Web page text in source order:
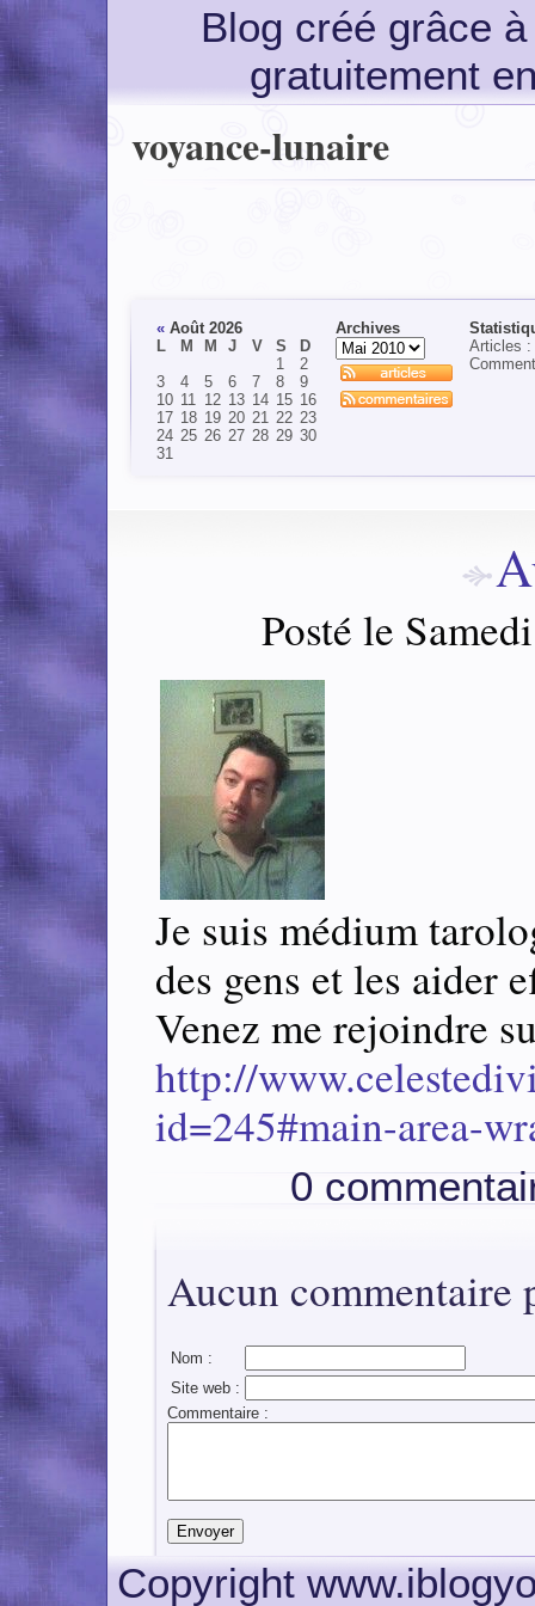
Blog créé grâce
gratuitement
voyance-lunaire
« Août 2026
L
M M J V S
D
1
2
3
4 5 6 7 8
9
10 11 12 13 14 15 16
17 18 19 20 21 22 23
24 25 26 27 28 29 30
31
Archives
Articles :
Posté le
Je suis médium
des gens et les aider
Venez me rejoindre
http://
id=245#main-area-
0
Aucun commentaire
Nom :
Site web :
Commentaire :
Copyright